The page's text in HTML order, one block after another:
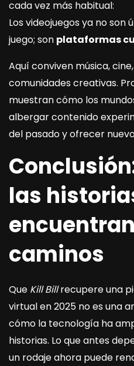
cada vez más habitual:
Los videojuegos ya no
juego; son plataformas
Aquí conviven música,
comunidades creativas.
muestran cómo los
albergar contenido
del pasado y ofrecer
las
caminos
Que Kill Billrecupere una
virtual en 2025 no es una
cómo la tecnología ha
historias. Lo que antes
un rodaje ahora puede